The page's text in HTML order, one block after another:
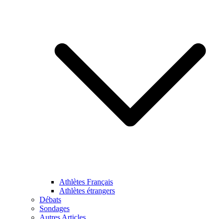
Athlètes Français
Athlètes étrangers
Débats
Sondages
Autres Articles